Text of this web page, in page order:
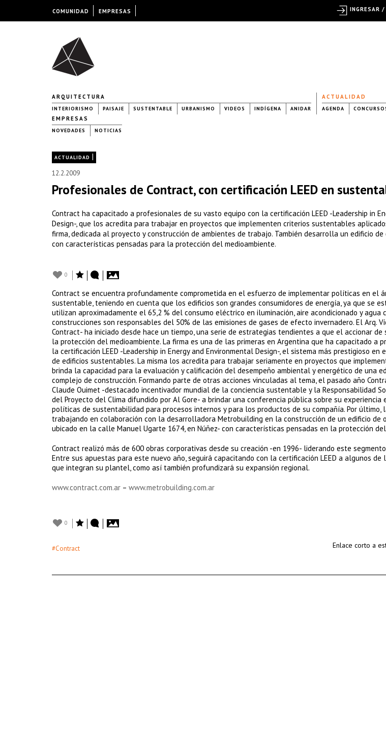
ARQUITECTURA
INTERIORISMO PAISAJE SUSTENTABLE URBANISMO VIDEOS INDÍGENA ANIDAR
ACTUALIDAD
AGENDA
EMPRESAS
NOVEDADES NOTICIAS
ACTUALIDAD |
12.2.2009
Profesionales de Contract, con certificación LEED en
Contract ha capacitado a profesionales de su vasto equipo con la certificación LEED -Leadership in
Design-, que los acredita para trabajar en proyectos que implementen criterios sustentables
firma, dedicada al proyecto y construcción de ambientes de trabajo. También desarrolla un edificio de
con características pensadas para la protección del medioambiente.
0
Contract se encuentra profundamente comprometida en el esfuerzo de implementar políticas en el
sustentable, teniendo en cuenta que los edificios son grandes consumidores de energía, ya que se
utilizan aproximadamente el 65,2 % del consumo eléctrico en iluminación, aire acondicionado y agua
construcciones son responsables del 50% de las emisiones de gases de efecto invernadero. El Arq.
Contract- ha iniciado desde hace un tiempo, una serie de estrategias tendientes a que el accionar de
la protección del medioambiente. La firma es una de las primeras en Argentina que ha capacitado a
la certificación LEED -Leadership in Energy and Environmental Design-, el sistema más prestigioso
de edificios sustentables. La misma los acredita para trabajar seriamente en proyectos que
brinda la capacidad para la evaluación y calificación del desempeño ambiental y energético de una
complejo de construcción. Formando parte de otras acciones vinculadas al tema, el pasado año
Claude Ouimet -destacado incentivador mundial de la conciencia sustentable y la Responsabilidad
del Proyecto del Clima difundido por Al Gore- a brindar una conferencia pública sobre su experiencia
políticas de sustentabilidad para procesos internos y para los productos de su compañía. Por último,
trabajando en colaboración con la desarrolladora Metrobuilding en la construcción de un edificio de
ubicado en la calle Manuel Ugarte 1674, en Núñez- con características pensadas en la protección
Contract realizó más de 600 obras corporativas desde su creación -en 1996- liderando este
Entre sus apuestas para este nuevo año, seguirá capacitando con la certificación LEED a algunos
que integran su plantel, como así también profundizará su expansión regional.
www.contract.com.ar – www.metrobuilding.com.ar
0
#Contract Enlace corto a
COMUNIDAD EMPRESAS INGRESAR /